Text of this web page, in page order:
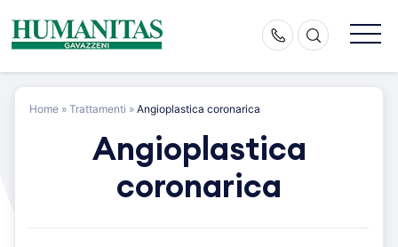
content
Home » Trattamenti » Angioplastica coronarica
Angioplastica
coronarica